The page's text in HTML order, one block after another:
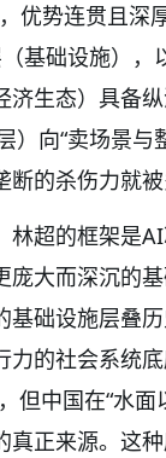
优势连贯且深
（基础设施）
济生态）具备
）向“卖场景
的杀伤力就被
林超的框架是AI
庞大而深沉的
基础设施层叠
力的社会系统
但中国在“水面
真正来源。这